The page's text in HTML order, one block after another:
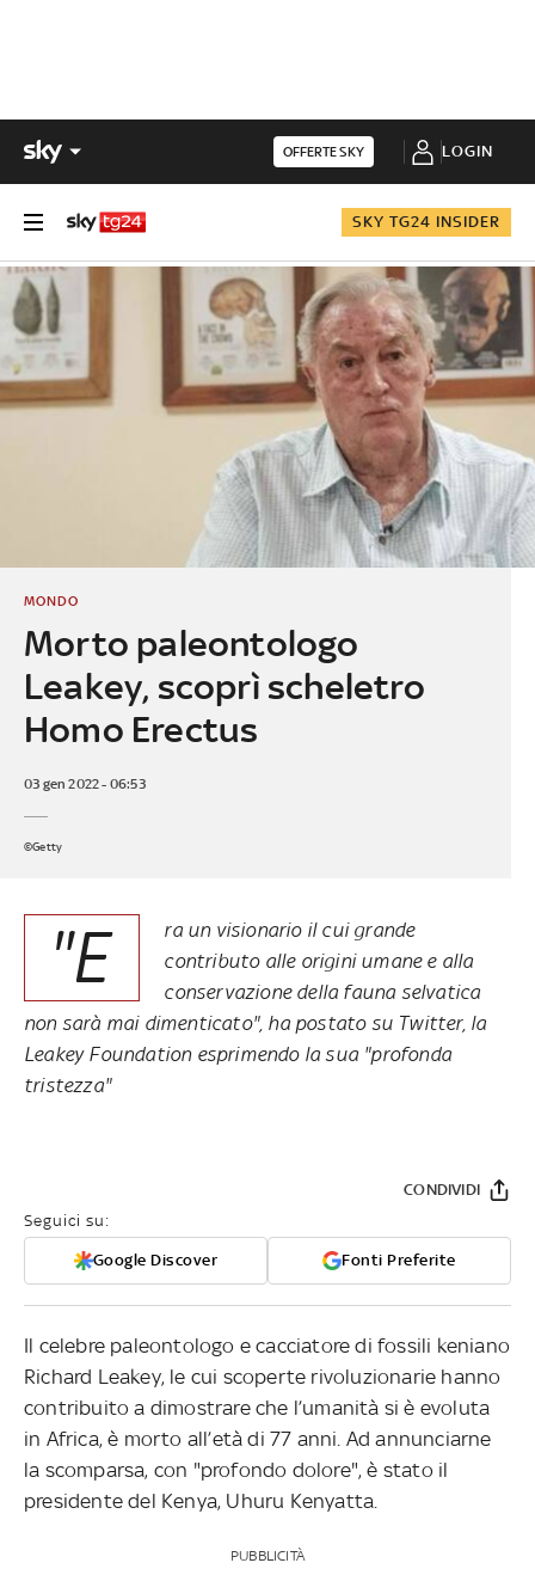
OFFERTE SKY LOGIN
SKY TG24 INSIDER
Morto paleontologo
Leakey, scoprì scheletro
Homo Erectus
MONDO
03 gen 2022 - 06:53
©Getty
"E
ra un visionario il cui grande
contributo alle origini umane e alla
conservazione della fauna selvatica
non sarà mai dimenticato", ha postato su Twitter, la
Leakey Foundation esprimendo la sua "profonda
tristezza"
Seguici su:
Google Discover Fonti Preferite
CONDIVIDI
Il celebre paleontologo e cacciatore di fossili keniano
Richard Leakey, le cui scoperte rivoluzionarie hanno
contribuito a dimostrare che l’umanità si è evoluta
in Africa, è morto all’età di 77 anni. Ad annunciarne
la scomparsa, con "profondo dolore", è stato il
presidente del Kenya, Uhuru Kenyatta.
PUBBLICITÀ